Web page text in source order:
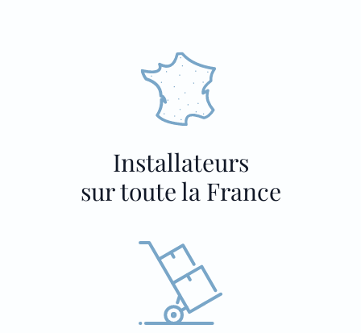
Installateurs
sur toute la France